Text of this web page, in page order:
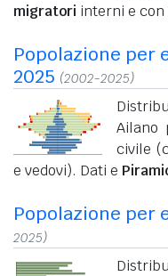
migratori interni e con
Popolazione per
2025 (2002-2025)
Ailano
civile
e vedovi). Dati e
Popolazione per
2025)